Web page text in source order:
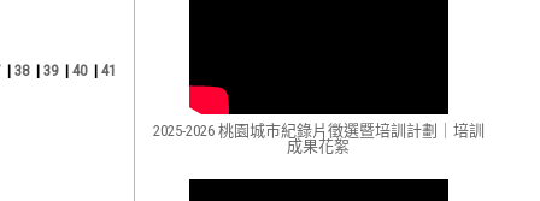
| 38 | 39 | 40 | 41
2025-2026 桃園城市紀錄片徵選暨培訓計劃｜培訓
成果花絮